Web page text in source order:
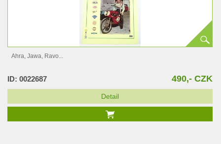
Ahra, Jawa, Ravo...
ID: 0022687 490,- CZK
Detail